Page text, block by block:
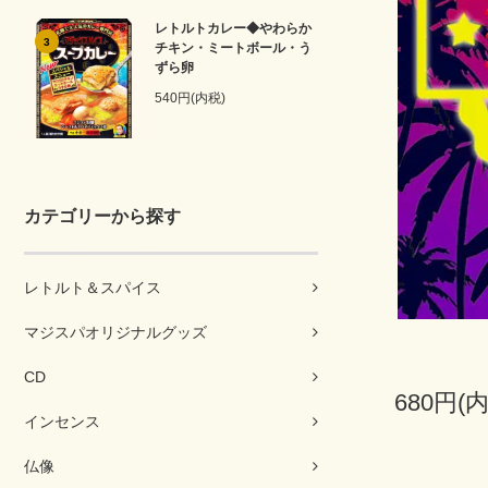
3
レトルトカレー◆やわらか
チキン・ミートボール・う
ずら卵
540円(内税)
カテゴリーから探す
レトルト＆スパイス
マジスパオリジナルグッズ
CD
インセンス
仏像
680円(